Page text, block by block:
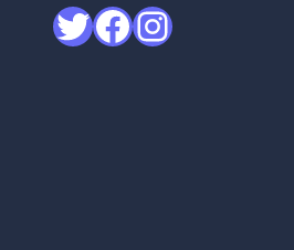
Twitter
Facebook
Instagram